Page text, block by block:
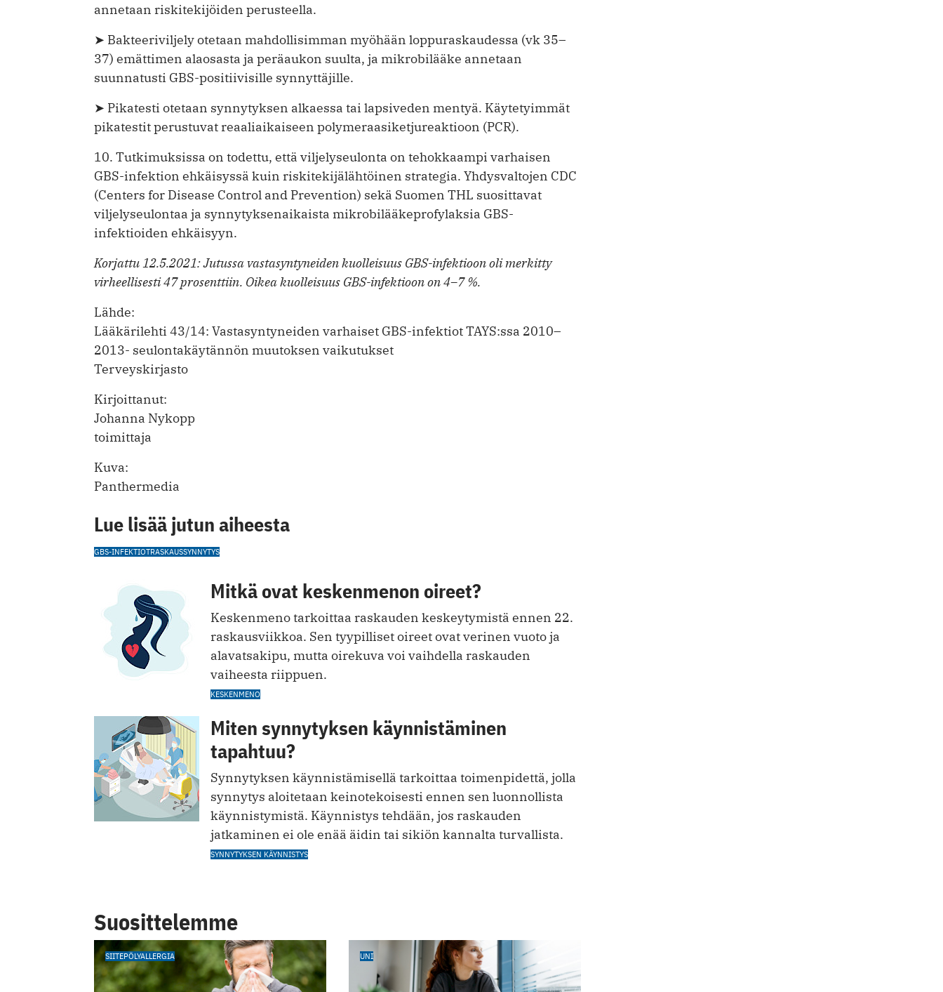
annetaan riskitekijöiden perusteella.
➤ Bakteeriviljely otetaan mahdollisimman myöhään loppuraskaudessa (vk 35–
37) emättimen alaosasta ja peräaukon suulta, ja mikrobilääke annetaan
suunnatusti GBS-positiivisille synnyttäjille.
➤ Pikatesti otetaan synnytyksen alkaessa tai lapsiveden mentyä. Käytetyimmät
pikatestit perustuvat reaaliaikaiseen polymeraasiketjureaktioon (PCR).
10. Tutkimuksissa on todettu, että viljelyseulonta on tehokkaampi varhaisen
GBS-infektion ehkäisyssä kuin riskitekijälähtöinen strategia. Yhdysvaltojen CDC
(Centers for Disease Control and Prevention) sekä Suomen THL suosittavat
viljelyseulontaa ja synnytyksenaikaista mikrobilääkeprofylaksia GBS-
infektioiden ehkäisyyn.
Korjattu 12.5.2021: Jutussa vastasyntyneiden kuolleisuus GBS-infektioon oli merkitty
virheellisesti 47 prosenttiin. Oikea kuolleisuus GBS-infektioon on 4–7 %.
Lähde:
Lääkärilehti 43/14: Vastasyntyneiden varhaiset GBS-infektiot TAYS:ssa 2010–
2013- seulontakäytännön muutoksen vaikutukset
Terveyskirjasto
Kirjoittanut:
Johanna Nykopp
toimittaja
Kuva:
Panthermedia
Lue lisää jutun aiheesta
GBS-INFEKTIOTRASKAUSSYNNYTYS
Mitkä ovat keskenmenon oireet?
Keskenmeno tarkoittaa raskauden keskeytymistä ennen 22.
raskausviikkoa. Sen tyypilliset oireet ovat verinen vuoto ja
alavatsakipu, mutta oirekuva voi vaihdella raskauden
vaiheesta riippuen.
KESKENMENO
Miten synnytyksen käynnistäminen
tapahtuu?
Synnytyksen käynnistämisellä tarkoittaa toimenpidettä, jolla
synnytys aloitetaan keinotekoisesti ennen sen luonnollista
käynnistymistä. Käynnistys tehdään, jos raskauden
jatkaminen ei ole enää äidin tai sikiön kannalta turvallista.
SYNNYTYKSEN KÄYNNISTYS
Suosittelemme
SIITEPÖLYALLERGIA UNI